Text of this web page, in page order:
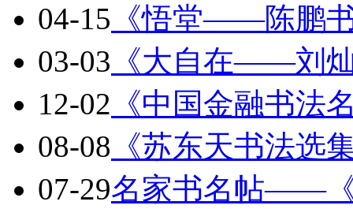
04-15 《悟堂——陈鹏
03-03 《大自在——刘
12-02 《中国金融书法
08-08 《苏东天书法选
07-29名家书名帖——